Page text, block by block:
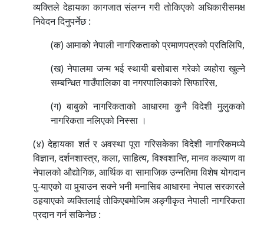
व्यक्तिले देहायका कागजात संलग्न गरी तोकिएको अधिकारीसमक्ष
निवेदन दिनुपर्नेछ :
(क) आमाको नेपाली नागरिकताको प्रमाणपत्रको प्रतिलिपि,
(ख) नेपालमा जन्म भई स्थायी बसोबास गरेको व्यहोरा खुल्ने
सम्बन्धित गाउँपालिका वा नगरपालिकाको सिफारिस,
(ग) बाबुको नागरिकताको आधारमा कुनै विदेशी मुलुकको
नागरिकता नलिएको निस्सा ।
(४) देहायका शर्त र अवस्था पूरा गरिसकेका विदेशी नागरिकमध्ये
विज्ञान, दर्शनशास्त्र, कला, साहित्य, विश्वशान्ति, मानव कल्याण वा
नेपालको औद्योगिक, आर्थिक वा सामाजिक उन्नतिमा विशेष योगदान
पु-याएको वा पुर्‍याउन सक्ने भनी मनासिब आधारमा नेपाल सरकारले
ठहर्‍याएको व्यक्तिलाई तोकिएबमोजिम अङ्गीकृत नेपाली नागरिकता
प्रदान गर्न सकिनेछ :